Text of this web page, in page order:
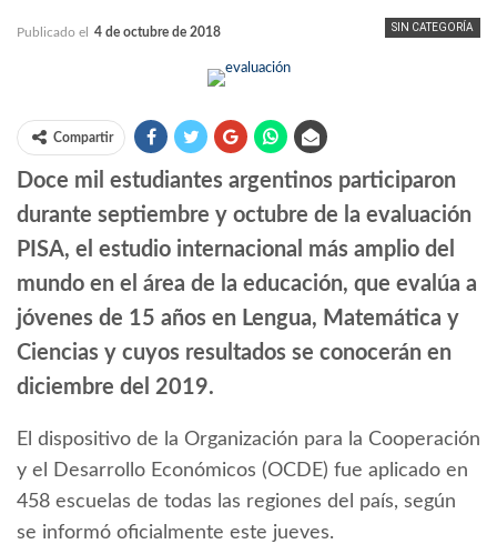
SIN CATEGORÍA
Publicado el 4 de octubre de 2018
Compartir
Doce mil estudiantes argentinos participaron
durante septiembre y octubre de la evaluación
PISA, el estudio internacional más amplio del
mundo en el área de la educación, que evalúa a
jóvenes de 15 años en Lengua, Matemática y
Ciencias y cuyos resultados se conocerán en
diciembre del 2019.
El dispositivo de la Organización para la Cooperación
y el Desarrollo Económicos (OCDE) fue aplicado en
458 escuelas de todas las regiones del país, según
se informó oficialmente este jueves.